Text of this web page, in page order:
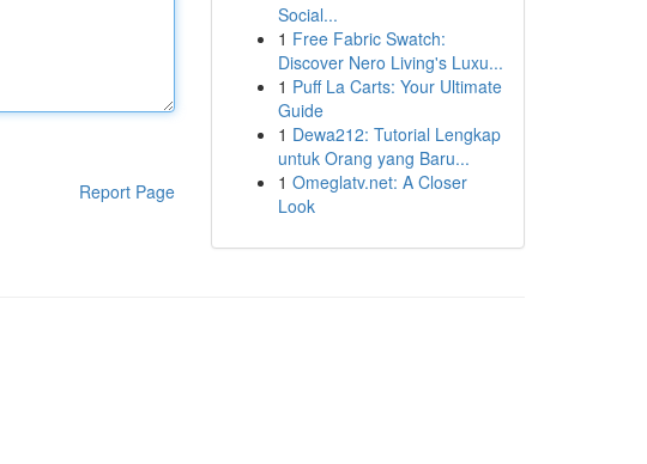
Report Page
Social...
1 Free Fabric Swatch:
Discover Nero Living's Luxu...
1 Puff La Carts: Your Ultimate
Guide
1 Dewa212: Tutorial Lengkap
untuk Orang yang Baru...
1 Omeglatv.net: A Closer
Look